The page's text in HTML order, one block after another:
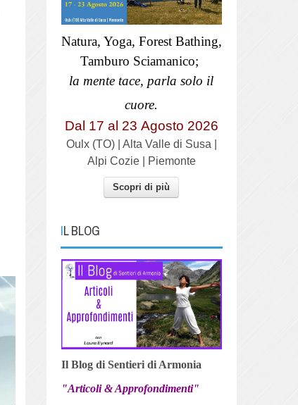
Natura, Yoga, Forest Bathing,
Tamburo Sciamanico;
la mente tace, parla solo il
cuore.
Dal 17 al 23 Agosto 2026
Oulx (TO) | Alta Valle di Susa |
Alpi Cozie | Piemonte
Scopri di più
IL BLOG
Il Blog di Sentieri di Armonia
"Articoli & Approfondimenti"